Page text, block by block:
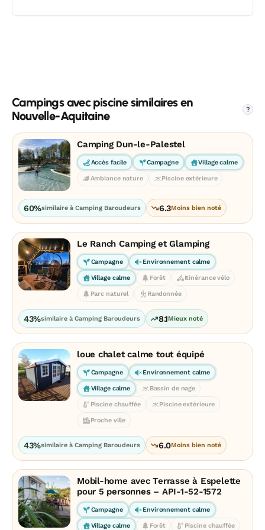
Campings avec piscine similaires en
Nouvelle-Aquitaine
?
Camping Dun-le-Palestel
Accès facile Campagne Village calme
Ambiance nature Piscine extérieure
60%similaire à Camping Baroudeurs 6.3Moins bien noté
Le Ranch Camping et Glamping
Campagne Environnement calme
Village calme Forêt Itinérance vélo
Parc naturel Randonnée
43%similaire à Camping Baroudeurs 8.1Mieux noté
loue chalet calme tout équipé
Campagne Environnement calme
Village calme Bassin de nage
Piscine chauffée Piscine extérieure
Proche ville
43%similaire à Camping Baroudeurs 6.0Moins bien noté
Mobil-home avec Terrasse à Espelette
pour 5 personnes – API-1-52-1572
Campagne Environnement calme
Village calme Forêt Piscine chauffée